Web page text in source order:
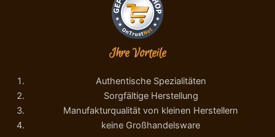
Ihre Vorteile
Authentische Spezialitäten
Sorgfältige Herstellung
Manufakturqualität von kleinen Herstellern
keine Großhandelsware